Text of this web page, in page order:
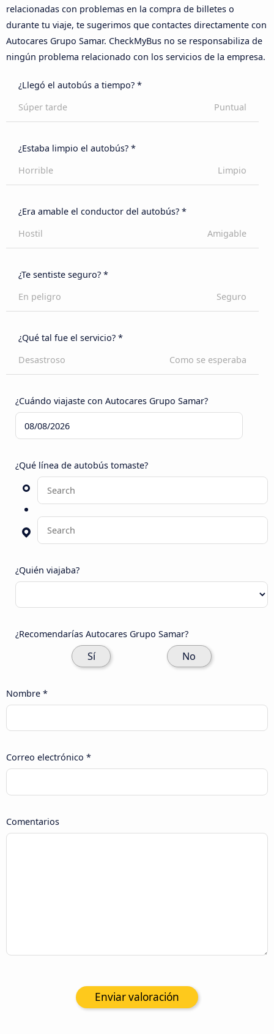
relacionadas con problemas en la compra de billetes o
durante tu viaje, te sugerimos que contactes directamente con
Autocares Grupo Samar. CheckMyBus no se responsabiliza de
ningún problema relacionado con los servicios de la empresa.
¿Llegó el autobús a tiempo? *
Súper tarde
Puntual
¿Estaba limpio el autobús? *
Horrible
Limpio
¿Era amable el conductor del autobús? *
Hostil
Amigable
¿Te sentiste seguro? *
En peligro
Seguro
¿Qué tal fue el servicio? *
Desastroso
Como se esperaba
¿Cuándo viajaste con Autocares Grupo Samar?
¿Qué línea de autobús tomaste?
¿Quién viajaba?
¿Recomendarías Autocares Grupo Samar?
Sí No
Nombre *
Correo electrónico *
Comentarios
Enviar valoración